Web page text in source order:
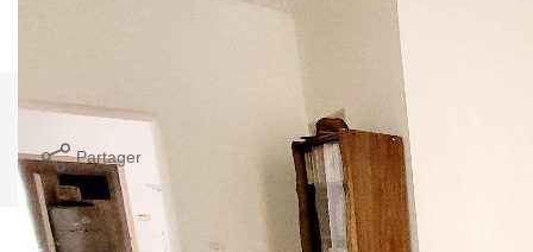
standard entre 3120€ et 4250€. indexées aux années
Imprimer
Partager Calculer mon budget
Caractéristiques détaillées